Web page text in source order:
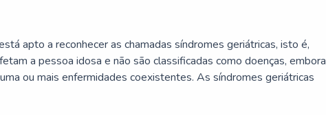
apto a reconhecer as chamadas síndromes geriátricas, isto é,
a pessoa idosa e não são classificadas como doenças, embora
ou mais enfermidades coexistentes. As síndromes geriátricas